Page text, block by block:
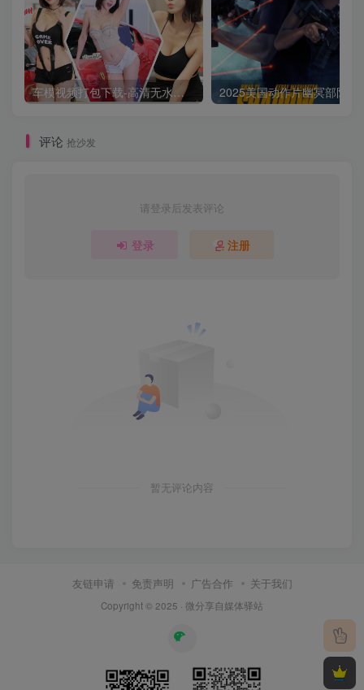
车模视频打包下载-高清无水印版
评论 抢沙发
请登录后发表评论
登录 注册
暂无评论内容
友链申请 免责声明 广告合作 关于我们
Copyright © 2025 · 微分享自媒体驿站